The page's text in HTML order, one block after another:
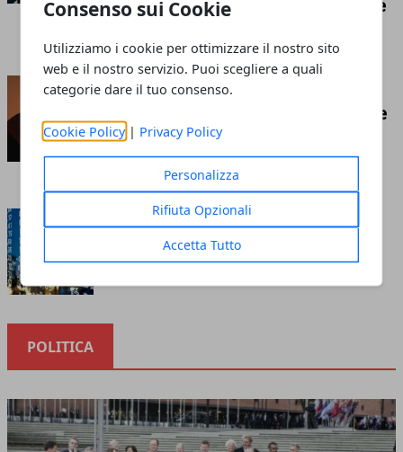
Consenso sui Cookie
Utilizziamo i cookie per ottimizzare il nostro sito
web e il nostro servizio. Puoi scegliere a quali
categorie dare il tuo consenso.
Cookie Policy | Privacy Policy
Personalizza
Rifiuta Opzionali
Accetta Tutto
competizione economica globale
Insufflaggio nell’edilizia: ecco
cos’è e tutto ciò che c’è da sapere
riguardo questa tecnica
Cosa sapere prima di investire
nella borsa online
POLITICA